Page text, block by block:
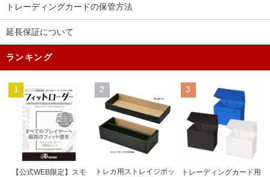
トレーディングカードの保管方法
延長保証について
ランキング
1
【公式WEB限定】スモ
2
トレカ用ストレイジボッ
3
トレーディングカード用